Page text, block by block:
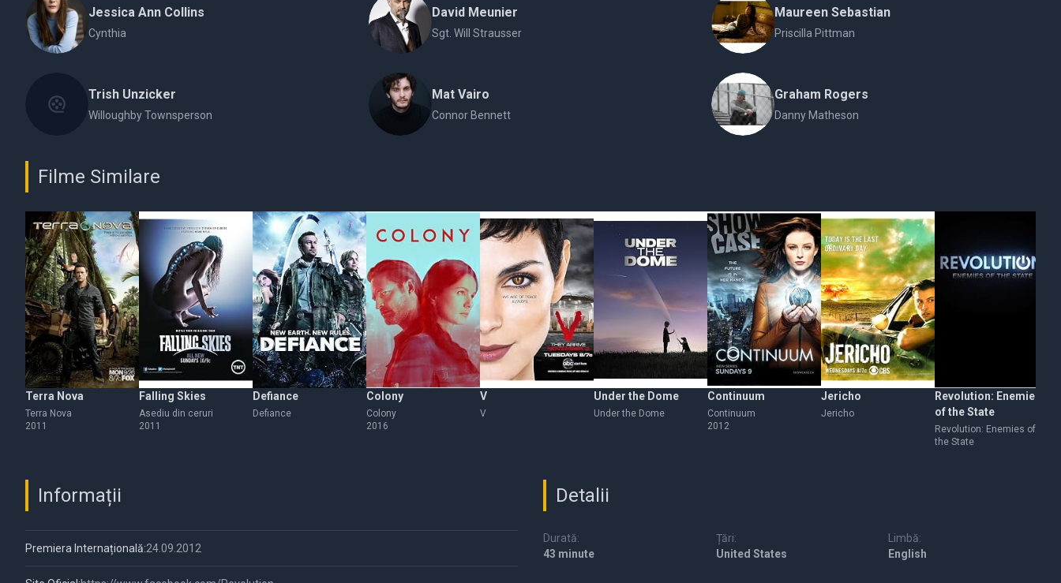
Jessica Ann Collins
Cynthia
David Meunier
Sgt. Will Strausser
Maureen Sebastian
Priscilla Pittman
Trish Unzicker
Willoughby Townsperson
Mat Vairo
Connor Bennett
Graham Rogers
Danny Matheson
Filme Similare
Terra Nova
Terra Nova
2011
Falling Skies
Asediu din ceruri
2011
Defiance
Defiance
Colony
Colony
2016
V
V
Under the Dome
Under the Dome
Continuum
Continuum
2012
Jericho
Jericho
Revolution: Enemies
of the State
Revolution: Enemies of
the State
Informații
Premiera Internațională:24.09.2012
Detalii
Durată:
43 minute
Țări:
United States
Limbă:
English